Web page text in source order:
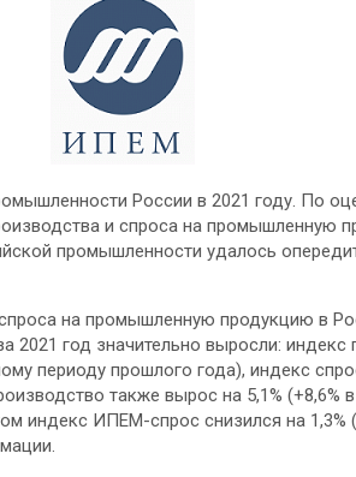
России в 2021 году. По
и спроса на промышленную
промышленности удалось
на промышленную продукцию в
год значительно выросли: индекс
периоду прошлого года), индекс
также вырос на 5,1% (+8,6%
индекс ИПЕМ-спрос снизился на 1,3%